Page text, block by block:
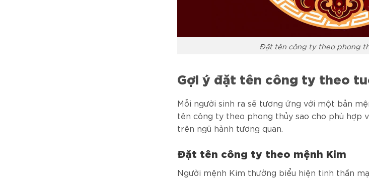
Đặt tên công ty theo phong
Gợi ý đặt tên công ty theo
Mỗi người sinh ra sẽ tương ứng với một bản
tên công ty theo phong thủy sao cho phù hợp
trên ngũ hành tương quan.
Đặt tên công ty theo mệnh Kim
Người mệnh Kim thường biểu hiện tinh thần